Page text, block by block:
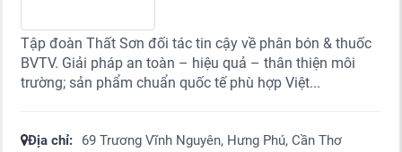
Tập đoàn Thất Sơn đối tác tin cậy về phân bón & thuốc
BVTV. Giải pháp an toàn – hiệu quả – thân thiện môi
trường; sản phẩm chuẩn quốc tế phù hợp Việt...
Địa chỉ: 69 Trương Vĩnh Nguyên, Hưng Phú, Cần Thơ